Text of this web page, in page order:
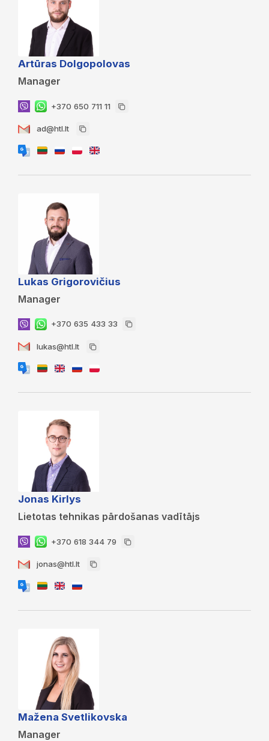
Artūras Dolgopolovas
Manager
+370 650 711 11
ad@htl.lt
Lukas Grigorovičius
Manager
+370 635 433 33
lukas@htl.lt
Jonas Kirlys
Lietotas tehnikas pārdošanas vadītājs
+370 618 344 79
jonas@htl.lt
Mažena Svetlikovska
Manager